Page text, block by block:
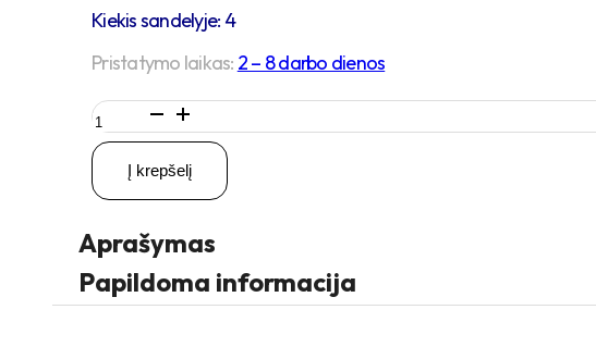
Kiekis sandelyje: 4
Pristatymo laikas: 2 – 8 darbo dienos
produkto
kiekis:
Q27-
mm
tvirtinimas
kvadratiniam
vamzdžiui
Į krepšelį
Aprašymas
Papildoma informacija